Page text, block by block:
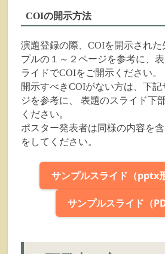
COIの開示方法
演題登録の際、COIを開示され
プルの１～２ページを参考に、
ライドでCOIをご開示ください。
開示すべきCOIがない方は、下
ジを参考に、 表題のスライド下
ください。
ポスター発表者は同様の内容を
をしてください。
サンプルスライド（pptx
サンプルスライド（